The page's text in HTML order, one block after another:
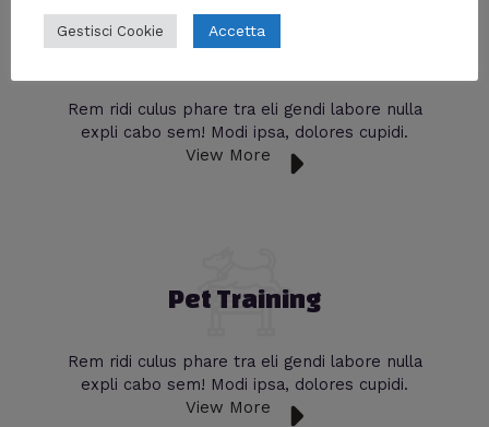
Pet Minding
Rem ridi culus phare tra eli gendi labore nulla
expli cabo sem! Modi ipsa, dolores cupidi.
View More
Pet Training
Rem ridi culus phare tra eli gendi labore nulla
expli cabo sem! Modi ipsa, dolores cupidi.
View More
Gestisci Cookie Accetta